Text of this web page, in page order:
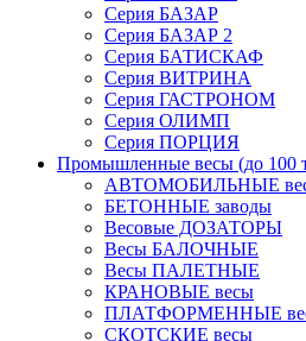
Серия БАЗАР
Серия БАЗАР 2
Серия БАТИСКАФ
Серия ВИТРИНА
Серия ГАСТРОНОМ
Серия ОЛИМП
Серия ПОРЦИЯ
Промышленные весы (до 100
АВТОМОБИЛЬНЫЕ
БЕТОННЫЕ заводы
Весовые ДОЗАТОРЫ
Весы БАЛОЧНЫЕ
Весы ПАЛЕТНЫЕ
КРАНОВЫЕ весы
ПЛАТФОРМЕННЫЕ
СКОТСКИЕ весы